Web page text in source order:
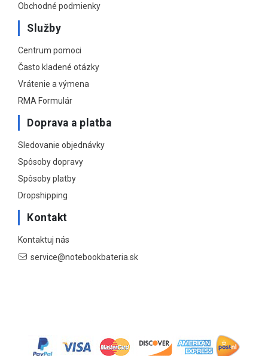
Obchodné podmienky
Služby
Centrum pomoci
Často kladené otázky
Vrátenie a výmena
RMA Formulár
Doprava a platba
Sledovanie objednávky
Spôsoby dopravy
Spôsoby platby
Dropshipping
Kontakt
Kontaktuj nás
service@notebookbateria.sk